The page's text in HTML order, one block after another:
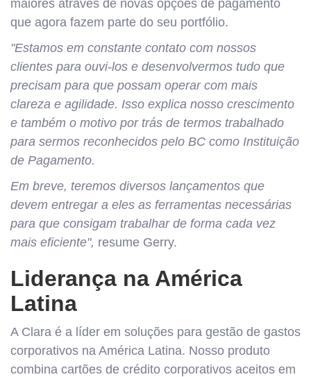
maiores através de novas opções de pagamento
que agora fazem parte do seu portfólio.
"Estamos em constante contato com nossos
clientes para ouvi-los e desenvolvermos tudo que
precisam para que possam operar com mais
clareza e agilidade. Isso explica nosso crescimento
e também o motivo por trás de termos trabalhado
para sermos reconhecidos pelo BC como Instituição
de Pagamento.
Em breve, teremos diversos lançamentos que
devem entregar a eles as ferramentas necessárias
para que consigam trabalhar de forma cada vez
mais eficiente", resume Gerry.
Liderança na América
Latina
A Clara é a líder em soluções para gestão de gastos
corporativos na América Latina. Nosso produto
combina cartões de crédito corporativos aceitos em